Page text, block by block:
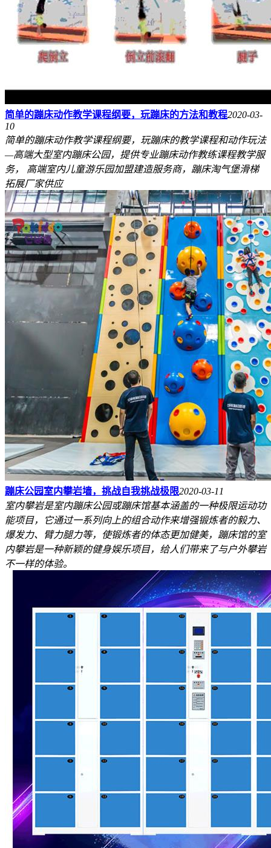
简单的蹦床动作教学课程纲要，玩蹦床的方法和教程2020-03-
10
简单的蹦床动作教学课程纲要，玩蹦床的教学课程和动作玩法
—高端大型室内蹦床公园，提供专业蹦床动作教练课程教学服
务， 高端室内儿童游乐园加盟建造服务商，蹦床淘气堡滑梯
拓展厂家供应
蹦床公园室内攀岩墙，挑战自我挑战极限2020-03-11
室内攀岩是室内蹦床公园或蹦床馆基本涵盖的一种极限运动功
能项目，它通过一系列向上的组合动作来增强锻炼者的毅力、
爆发力、臂力腿力等，使锻炼者的体态更加健美，蹦床馆的室
内攀岩是一种新颖的健身娱乐项目，给人们带来了与户外攀岩
不一样的体验。